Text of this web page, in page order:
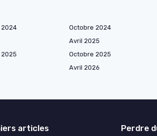
Octobre 2024
Avril 2025
Octobre 2025
Avril 2026
articles Perdre